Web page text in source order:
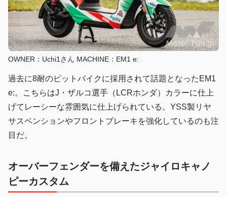
OWNER：Uchi1さん MACHINE：EM1 e:
過去に8耐のピットバイクに採用されて話題となったEM1
e:。こちらはJ・ザルコ選手（LCRホンダ）カラーに仕上
げてレーシーな雰囲気に仕上げられている。YSS製リヤ
サスペンションやフロントブレーキを強化しているのも注
目だ。
オーバーフェンダーを備えたジャイロキャノ
ピーカスタム